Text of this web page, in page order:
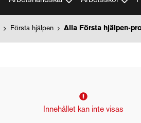
Första hjälpen Alla Första hjälpen-
Innehållet kan inte visas